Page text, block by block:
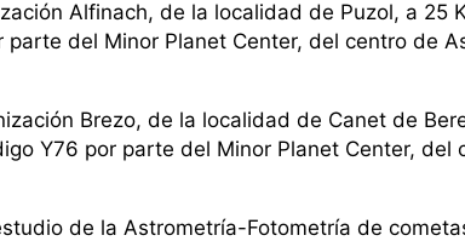
Alfinach, de la localidad de Puzol, a 25
del Minor Planet Center, del centro de
Brezo, de la localidad de Canet de
Y76 por parte del Minor Planet Center, del
de la Astrometría-Fotometría de